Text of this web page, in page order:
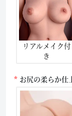
リアルメイク付
き
お尻の柔らか仕